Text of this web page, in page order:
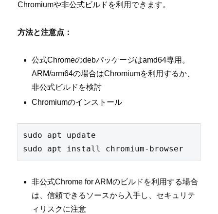
Chromiumや非公式ビルドを利用できます。
方法と注意点：
公式Chromeのdebパッケージはamd64専用。
ARM/arm64の場合はChromiumを利用するか、
非公式ビルドを検討
Chromiumのインストール
sudo apt update
非公式Chrome for ARMのビルドを利用する場合
は、信頼できるソースから入手し、セキュリテ
ィリスクに注意